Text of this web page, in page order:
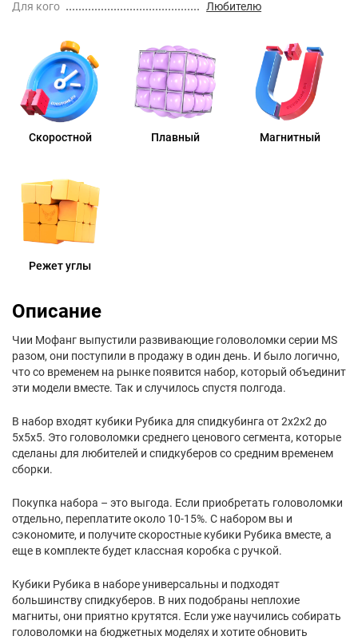
Для кого Любителю
Скоростной Плавный Магнитный
Режет углы
Описание
Чии Мофанг выпустили развивающие головоломки серии MS
разом, они поступили в продажу в один день. И было логично,
что со временем на рынке появится набор, который объединит
эти модели вместе. Так и случилось спустя полгода.
В набор входят кубики Рубика для спидкубинга от 2х2х2 до
5х5х5. Это головоломки среднего ценового сегмента, которые
сделаны для любителей и спидкуберов со средним временем
сборки.
Покупка набора – это выгода. Если приобретать головоломки
отдельно, переплатите около 10-15%. С набором вы и
сэкономите, и получите скоростные кубики Рубика вместе, а
еще в комплекте будет классная коробка с ручкой.
Кубики Рубика в наборе универсальны и подходят
большинству спидкуберов. В них подобраны неплохие
магниты, они приятно крутятся. Если уже научились собирать
головоломки на бюджетных моделях и хотите обновить